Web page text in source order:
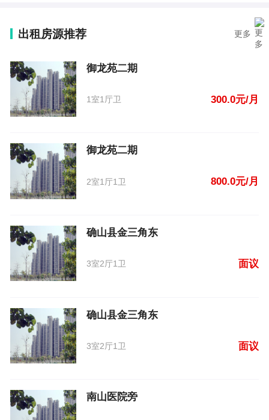
出租房源推荐 更多
御龙苑二期
1室1厅卫 300.0元/月
御龙苑二期
2室1厅1卫 800.0元/月
确山县金三角东
3室2厅1卫 面议
确山县金三角东
3室2厅1卫 面议
南山医院旁